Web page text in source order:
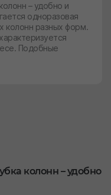
– удобно и
одноразовая
колонн разных форм.
Подобные
колонн – удобно